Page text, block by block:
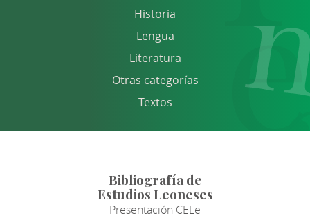
Historia
Lengua
Literatura
Otras categorías
Textos
Bibliografía de
Estudios Leoneses
Presentación CELe